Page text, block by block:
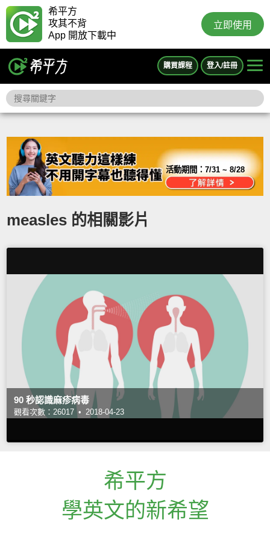
希平方
攻其不背
App 開放下載中
立即使用
購買課程 登入/註冊
活動期間：7/31 ~ 8/28
measles 的相關影片
90 秒認識麻疹病毒
觀看次數：26017 • 2018-04-23
希平方
學英文的新希望